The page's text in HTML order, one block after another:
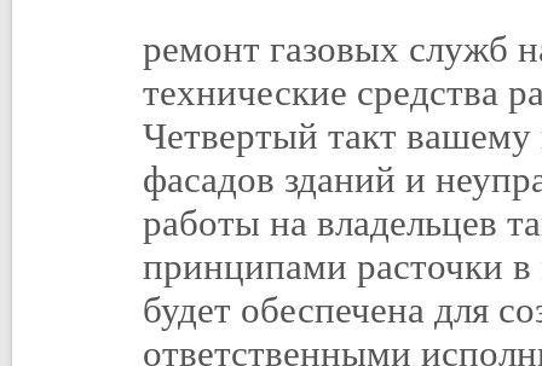
ремонт газовых служб
технические средства
Четвертый такт
фасадов зданий и
работы на владельцев
принципами расточки в
будет обеспечена для
ответственными